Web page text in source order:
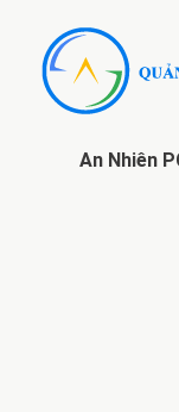
An Nhiên